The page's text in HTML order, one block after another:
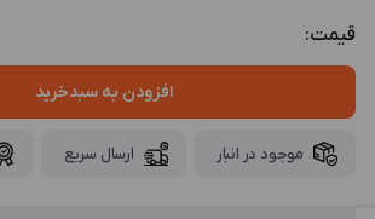
قیمت:
افزودن به سبدخرید
موجود در انبار ارسال سریع